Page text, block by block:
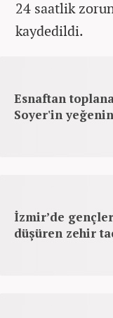
24 saatlik
kaydedildi.
Esnaftan
Soyer'in
İzmir’de
düşüren zehir